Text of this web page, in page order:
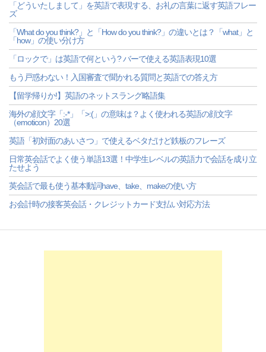
「どういたしまして」を英語で表現する、お礼の言葉に返す英語フレー
ズ
「What do you think?」と「How do you think?」の違いとは？「what」と
「how」の使い分け方
「ロックで」は英語で何という? バーで使える英語表現10選
もう戸惑わない！入国審査で聞かれる質問と英語での答え方
【留学帰りか!】英語のネットスラング略語集
海外の顔文字「:-*」「>:(」の意味は？よく使われる英語の顔文字
（emoticon）20選
英語「初対面のあいさつ」で使えるベタだけど鉄板のフレーズ
日常英会話でよく使う単語13選！中学生レベルの英語力で会話を成り立
たせよう
英会話で最も使う基本動詞have、take、makeの使い方
お会計時の接客英会話・クレジットカード支払い対応方法